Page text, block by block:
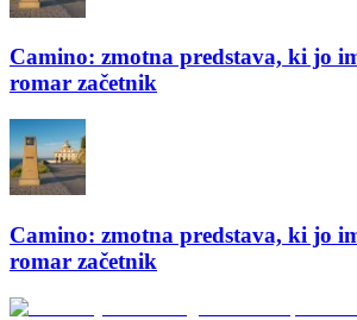
Camino: zmotna predstava, ki jo
romar začetnik
Camino: zmotna predstava, ki jo
romar začetnik